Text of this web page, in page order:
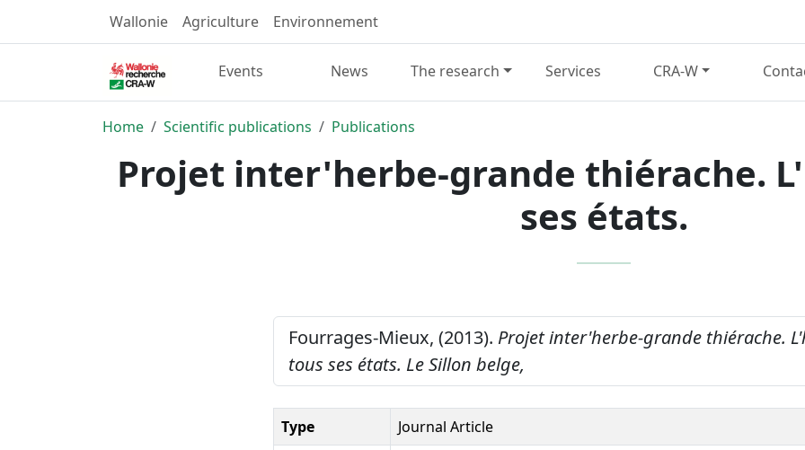
Wallonie Agriculture Environnement
Events News The research Services CRA-W
Home Scientific publications Publications
Projet inter'herbe-grande thiérache.
ses états.
Fourrages-Mieux, (2013). Projet inter'herbe-grande thiérache.
tous ses états. Le Sillon belge,
Type
Journal Article